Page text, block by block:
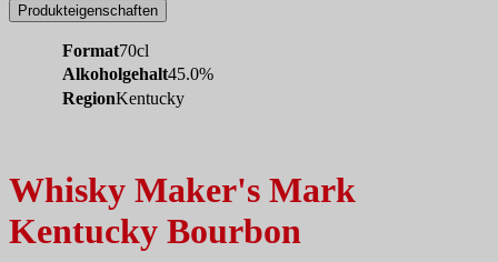
Produkteigenschaften
Format70cl
Alkoholgehalt45.0%
RegionKentucky
Whisky Maker's Mark
Kentucky Bourbon